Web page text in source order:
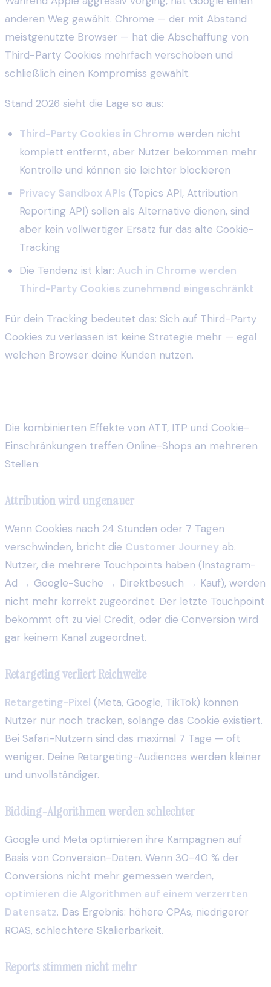
anderen Weg gewählt. Chrome — der mit Abstand
meistgenutzte Browser — hat die Abschaffung von
Third-Party Cookies mehrfach verschoben und
schließlich einen Kompromiss gewählt.
Stand 2026 sieht die Lage so aus:
Third-Party Cookies in Chrome werden nicht
komplett entfernt, aber Nutzer bekommen mehr
Kontrolle und können sie leichter blockieren
Privacy Sandbox APIs (Topics API, Attribution
Reporting API) sollen als Alternative dienen, sind
aber kein vollwertiger Ersatz für das alte Cookie-
Tracking
Die Tendenz ist klar: Auch in Chrome werden
Third-Party Cookies zunehmend eingeschränkt
Für dein Tracking bedeutet das: Sich auf Third-Party
Cookies zu verlassen ist keine Strategie mehr — egal
welchen Browser deine Kunden nutzen.
Die kombinierten Effekte von ATT, ITP und Cookie-
Einschränkungen treffen Online-Shops an mehreren
Stellen:
Attribution wird ungenauer
Wenn Cookies nach 24 Stunden oder 7 Tagen
verschwinden, bricht die Customer Journey ab.
Nutzer, die mehrere Touchpoints haben (Instagram-
Ad → Google-Suche → Direktbesuch → Kauf), werden
nicht mehr korrekt zugeordnet. Der letzte Touchpoint
bekommt oft zu viel Credit, oder die Conversion wird
gar keinem Kanal zugeordnet.
Retargeting verliert Reichweite
Retargeting-Pixel (Meta, Google, TikTok) können
Nutzer nur noch tracken, solange das Cookie existiert.
Bei Safari-Nutzern sind das maximal 7 Tage — oft
weniger. Deine Retargeting-Audiences werden kleiner
und unvollständiger.
Bidding-Algorithmen werden schlechter
Google und Meta optimieren ihre Kampagnen auf
Basis von Conversion-Daten. Wenn 30-40 % der
Conversions nicht mehr gemessen werden,
optimieren die Algorithmen auf einem verzerrten
Datensatz. Das Ergebnis: höhere CPAs, niedrigerer
ROAS, schlechtere Skalierbarkeit.
Reports stimmen nicht mehr